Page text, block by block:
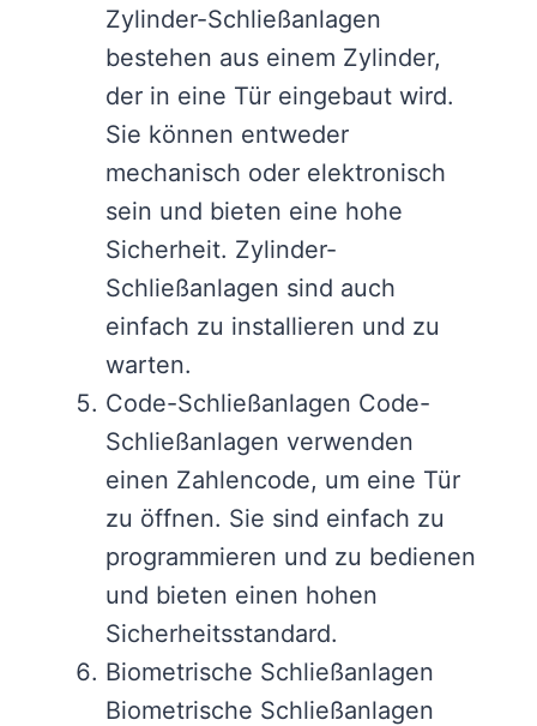
Zylinder-Schließanlagen
bestehen aus einem Zylinder,
der in eine Tür eingebaut wird.
Sie können entweder
mechanisch oder elektronisch
sein und bieten eine hohe
Sicherheit. Zylinder-
Schließanlagen sind auch
einfach zu installieren und zu
warten.
Code-Schließanlagen Code-
Schließanlagen verwenden
einen Zahlencode, um eine Tür
zu öffnen. Sie sind einfach zu
programmieren und zu bedienen
und bieten einen hohen
Sicherheitsstandard.
Biometrische Schließanlagen
Biometrische Schließanlagen